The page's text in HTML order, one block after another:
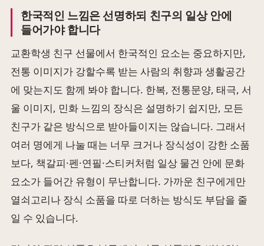
한국적인 느낌은 선명하되 친구의 일상 안에
들어가야 합니다
교환학생 친구 선물에서 한국적인 요소는 중요하지만,
전통 이미지가 강할수록 받는 사람의 취향과 생활공간
에 맞는지도 함께 봐야 합니다. 한복, 전통문양, 태극, 서
울 이미지, 민화 느낌의 장식은 설명하기 쉽지만, 모든
친구가 같은 방식으로 받아들이지는 않습니다. 그래서
여러 명에게 나눌 때는 너무 크거나 장식성이 강한 소품
보다, 책갈피·펜·연필·스티커처럼 일상 물건 안에 문화
요소가 들어간 유형이 무난합니다. 가까운 친구에게만
열쇠고리나 장식 소품을 따로 더하는 방식도 부담을 줄
일 수 있습니다.